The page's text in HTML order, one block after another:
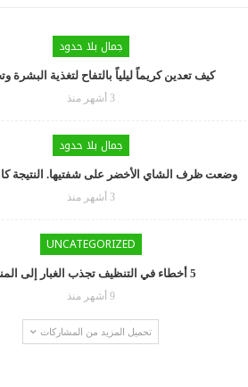
جمال بلا حدود
كيف تعدين كريماً ليلياً بالتفاح لتغذية البشرة
3 أشهر منذ
جمال بلا حدود
وضعت ظرف الشاي الأخضر على شفتيها. النتيجة
3 أشهر منذ
UNCATEGORIZED
5 أخطاء في التنظيف تجذب الغبار إلى المنزل
9 أشهر منذ
تحميل المزيد من المشاركات